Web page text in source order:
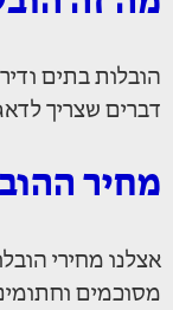
הובלות בתים
דברים שצריך
מחיר
אצלנו מחירי
מסוכמים